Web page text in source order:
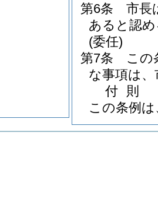
第6条
市長
あると認
(委任)
第7条
この
な事項は
付 則
この条例